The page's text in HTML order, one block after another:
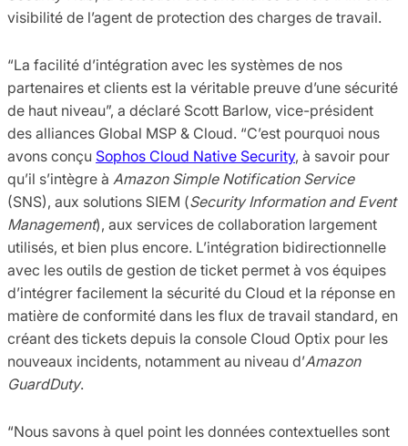
visibilité de l’agent de protection des charges de travail.
“La facilité d’intégration avec les systèmes de nos
partenaires et clients est la véritable preuve d’une sécurité
de haut niveau”, a déclaré Scott Barlow, vice-président
des alliances Global MSP & Cloud. “C’est pourquoi nous
avons conçu Sophos Cloud Native Security, à savoir pour
qu’il s’intègre à Amazon Simple Notification Service
(SNS), aux solutions SIEM (Security Information and Event
Management), aux services de collaboration largement
utilisés, et bien plus encore. L’intégration bidirectionnelle
avec les outils de gestion de ticket permet à vos équipes
d’intégrer facilement la sécurité du Cloud et la réponse en
matière de conformité dans les flux de travail standard, en
créant des tickets depuis la console Cloud Optix pour les
nouveaux incidents, notamment au niveau d’Amazon
GuardDuty.
“Nous savons à quel point les données contextuelles sont